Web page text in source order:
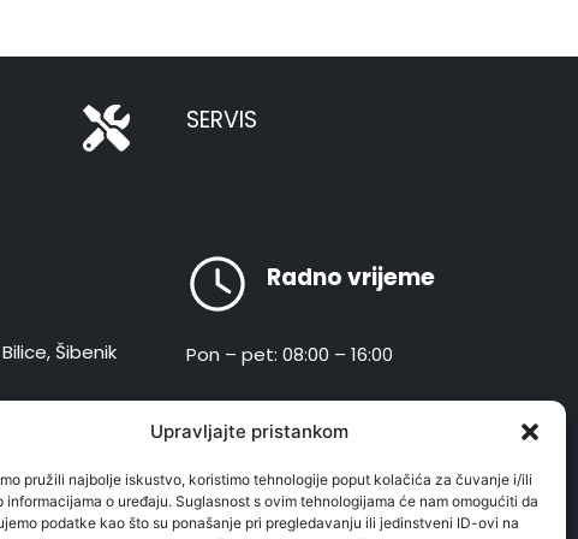
Upravljajte pristankom
pružili najbolje iskustvo, koristimo tehnologije poput kolačića za čuvanje i/ili
informacijama o uređaju. Suglasnost s ovim tehnologijama će nam omogućiti da
podatke kao što su ponašanje pri pregledavanju ili jedinstveni ID-ovi na
SERVIS
Šibenik
Radno vrijeme
Pon – pet: 08:00 – 16:00